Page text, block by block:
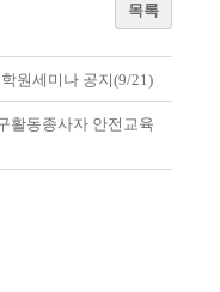
목록
원세미나 공지(9/21)
활동종사자 안전교육